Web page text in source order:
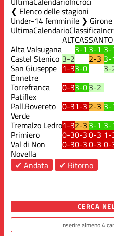
Elenco delle stagioni
Under-14 femminile ❯ Girone
UltimaCalendarioClassifica
ALTCASSAN
Alta Valsugana 3-1 3-1 3-
Castel Stenico 3-2 2-3 3-
San Giuseppe
Ennetre
1-33-0 3-
Torrefranca
Patiflex
0-33-03-2
Pall.Rovereto
Verde
0-31-3 2-3 3-
Tremalzo Ledro1-32-3 3-1 3-
Primiero 0-30-30-3 1-
Val di Non
Novella
0-30-30-3 0-
✔ Andata
✔ Ritorno
CERCA